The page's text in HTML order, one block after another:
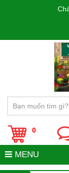
0
MENU